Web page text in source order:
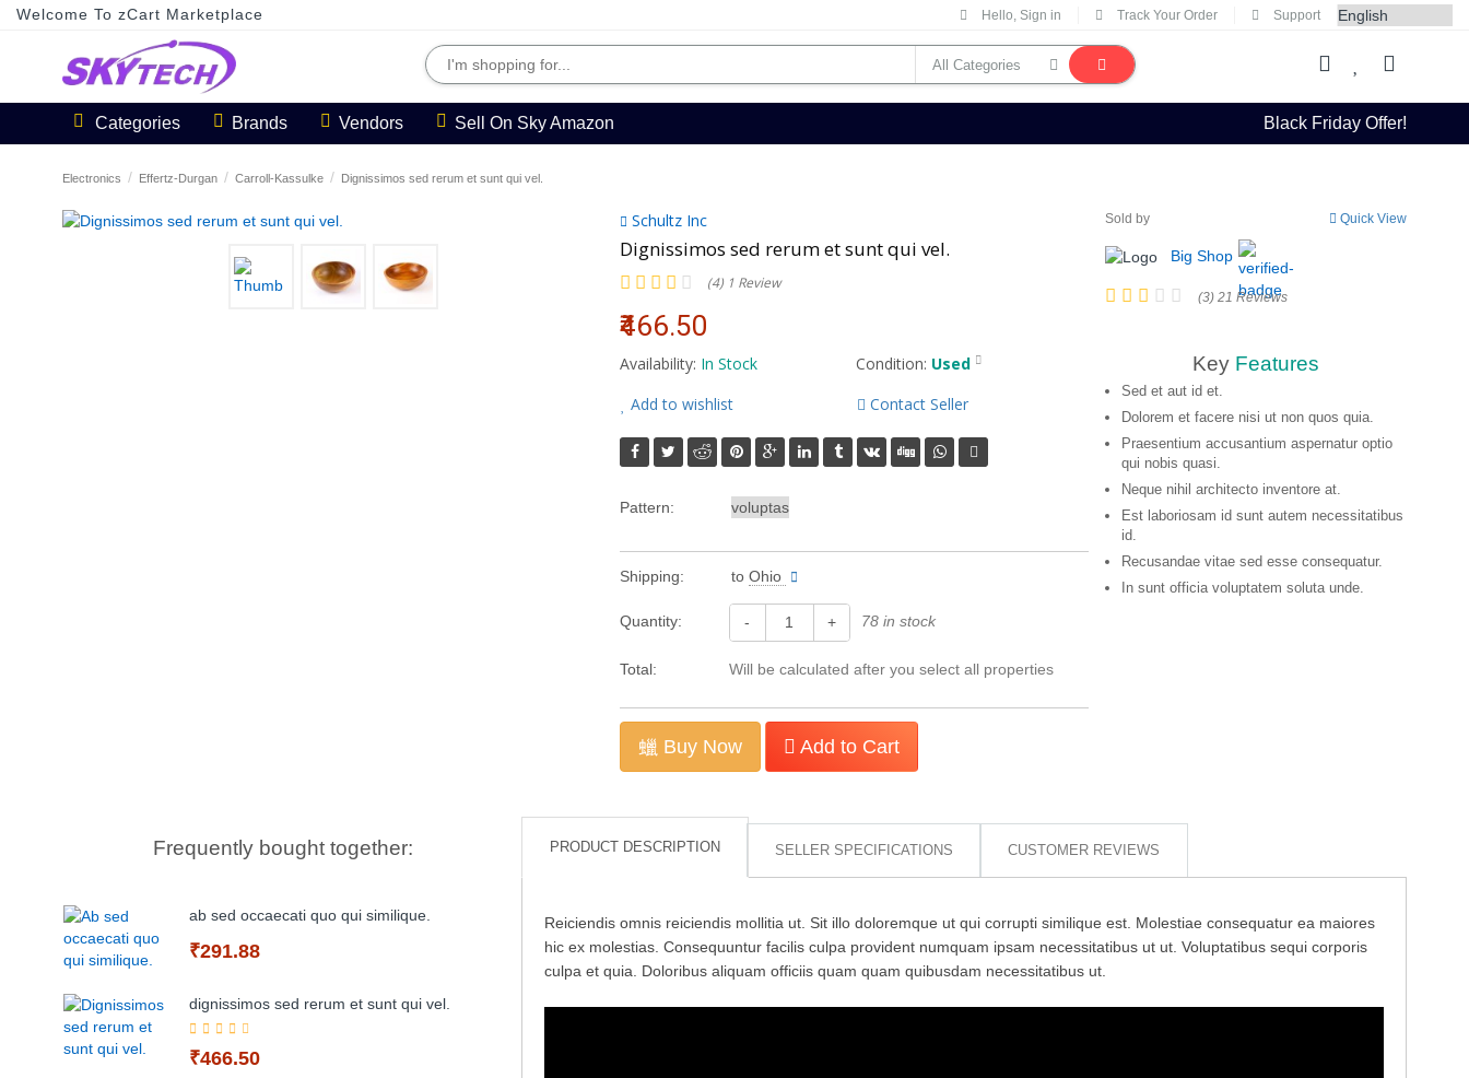
Welcome To zCart Marketplace Hello, Sign in Track Your Order Support
Categories Brands Vendors Sell On Sky Amazon Black Friday Offer!
Electronics Effertz-Durgan Carroll-Kassulke Dignissimos sed rerum et sunt qui vel.
Schultz Inc
Dignissimos sed rerum et sunt qui vel.
(4) 1 Review
₹466.50
Availability: In Stock Condition: Used
Add to wishlist
Contact Seller
Pattern:
Shipping: to Ohio
Quantity: - + 78 in stock
Total: Will be calculated after you select all properties
Buy Now Add to Cart
Sold by Quick View
Big Shop
(3) 21 Reviews
Key Features
Sed et aut id et.
Dolorem et facere nisi ut non quos quia.
Praesentium accusantium aspernatur optio
qui nobis quasi.
Neque nihil architecto inventore at.
Est laboriosam id sunt autem necessitatibus
id.
Recusandae vitae sed esse consequatur.
In sunt officia voluptatem soluta unde.
Frequently bought together:
ab sed occaecati quo qui similique.
₹291.88
dignissimos sed rerum et sunt qui vel.
₹466.50
PRODUCT DESCRIPTION SELLER SPECIFICATIONS CUSTOMER REVIEWS
Reiciendis omnis reiciendis mollitia ut. Sit illo doloremque ut qui corrupti similique est. Molestiae consequatur ea maiores
hic ex molestias. Consequuntur facilis culpa provident numquam ipsam necessitatibus ut ut. Voluptatibus sequi corporis
culpa et quia. Doloribus aliquam officiis quam quam quibusdam necessitatibus ut.